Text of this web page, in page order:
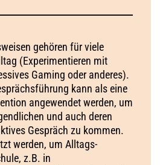
gehören für viele
(Experimentieren mit
Gaming oder anderes).
kann als eine
angewendet werden, um
und auch deren
Gespräch zu kommen.
werden, um Alltags-
z.B. in